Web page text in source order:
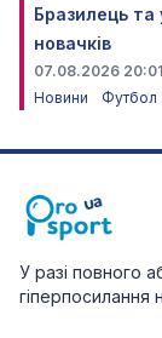
Бразилець та
новачків
07.08.2026 20:01
Новини
Футбол
У разі повного